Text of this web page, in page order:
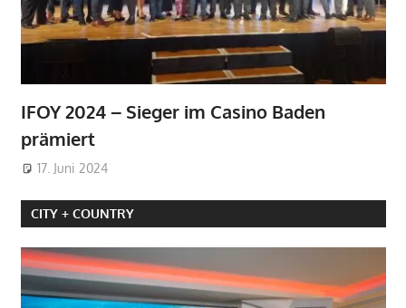
IFOY 2024 – Sieger im Casino Baden
prämiert
17. Juni 2024
CITY + COUNTRY